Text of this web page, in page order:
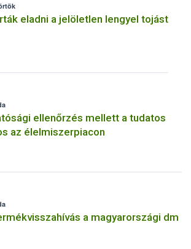
eladni a jelöletlen lengyel tojást
ellenőrzés mellett a tudatos
az élelmiszerpiacon
a magyarországi dm